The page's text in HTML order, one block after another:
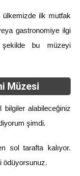
ülkemizde ilk mutfak
gastronomiye ilgi
şekilde bu müzeyi
Müzesi
bilgiler alabileceğiniz
şimdi.
sol tarafta kalıyor.
ödüyorsunuz.